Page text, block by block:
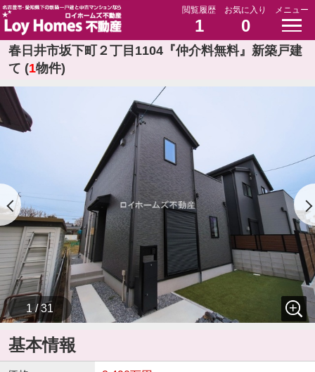
閲覧履歴
1
お気に入り
0
メニュー
春日井市坂下町２丁目1104『仲介料無料』新築戸建
て (1物件)
1 / 31
基本情報